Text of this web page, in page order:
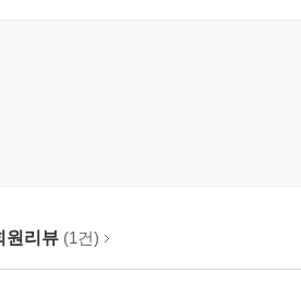
질적으로 가할 수 있는 위협에 대한
르게 발전하고 있습니다. 기술이 무
원리뷰 (1건)